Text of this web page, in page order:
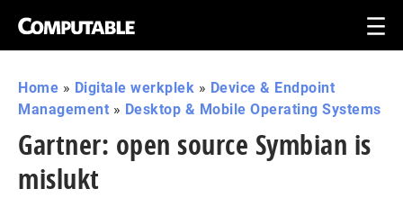
Home » Digitale werkplek » Device & Endpoint
Management » Desktop & Mobile Operating Systems
Gartner: open source Symbian is
mislukt